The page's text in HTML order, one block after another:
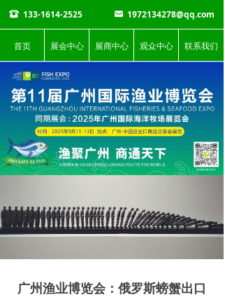
뀰 133-1614-2525 낂 1972134278@qq.com
首页 展会中心 展商中心 观众中心 联系我们
广州渔业博览会：俄罗斯螃蟹出口